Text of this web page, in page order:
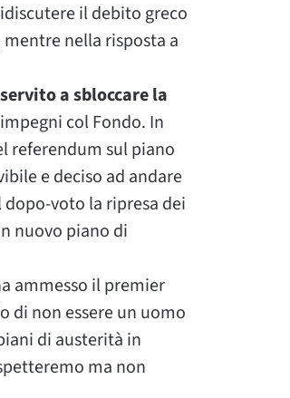
il debito greco
nella risposta a
a sbloccare la
col Fondo. In
referendum sul piano
e deciso ad andare
voto la ripresa dei
nuovo piano di
ammesso il premier
di non essere un uomo
di austerità in
ma non